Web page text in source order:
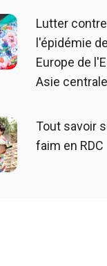
Lutter contre
l'épidémie
Europe de
Asie centrale
Tout savoir
faim en RDC